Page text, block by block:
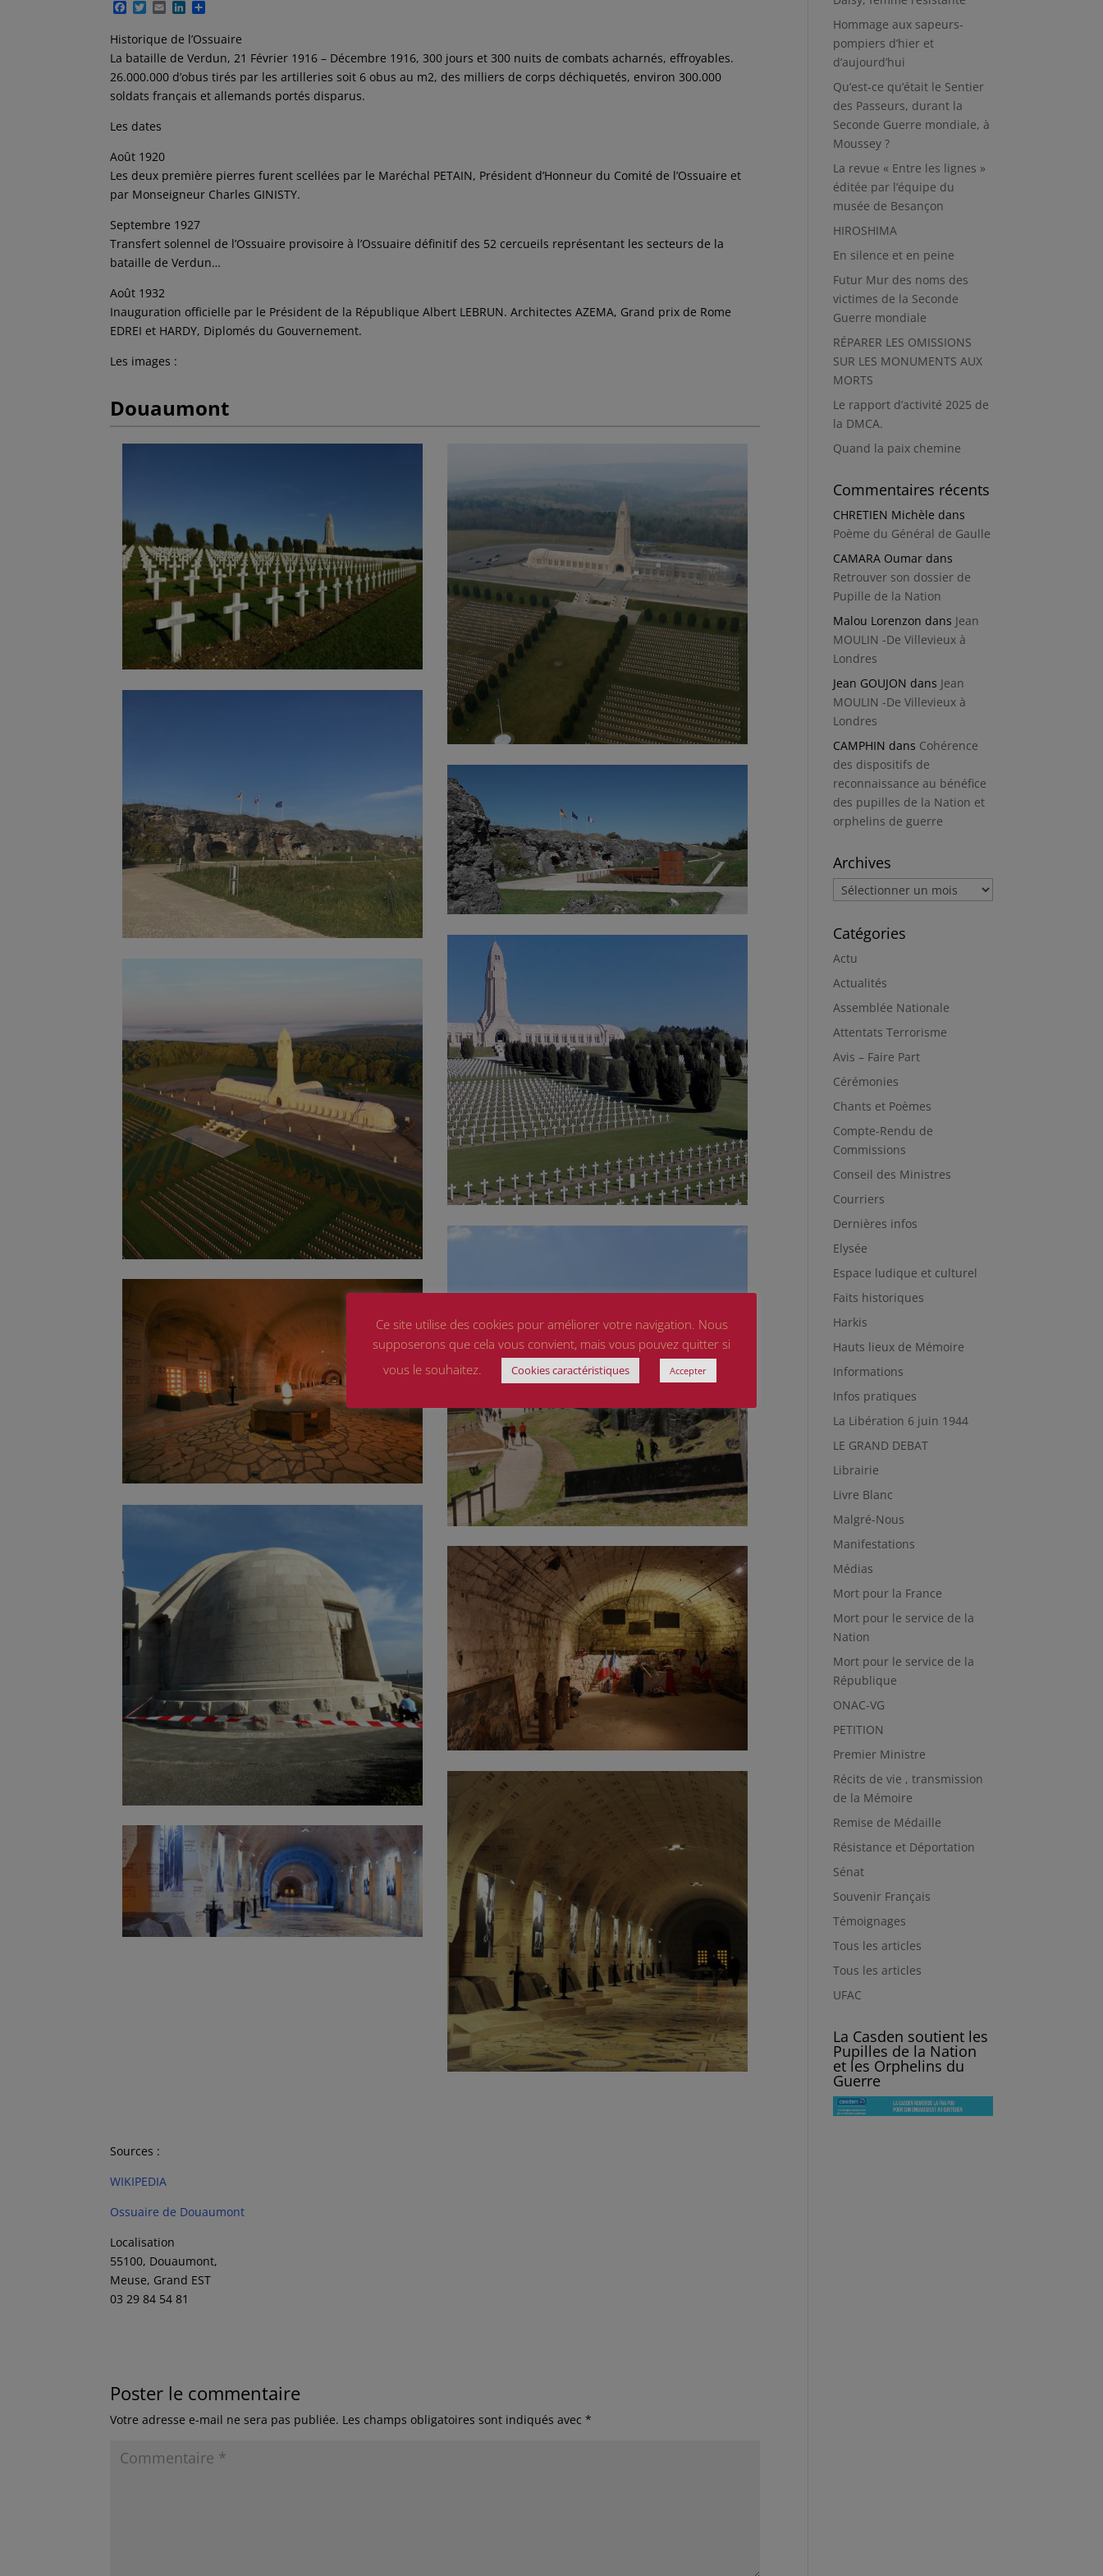
F
c
e
b
o
o
k
T
i
t
t
e
r
E
a
i
L
n
k
e
d
I
n
r
t
a
g
e
r
Historique de l’Ossuaire
La bataille de Verdun, 21 Février 1916 – Décembre 1916, 300 jours et 300 nuits de combats acharnés, effroyables.
26.000.000 d’obus tirés par les artilleries soit 6 obus au m2, des milliers de corps déchiquetés, environ 300.000
soldats français et allemands portés disparus.
Les dates
Août 1920
Les deux première pierres furent scellées par le Maréchal PETAIN, Président d’Honneur du Comité de l’Ossuaire et
par Monseigneur Charles GINISTY.
Septembre 1927
Transfert solennel de l’Ossuaire provisoire à l’Ossuaire définitif des 52 cercueils représentant les secteurs de la
bataille de Verdun…
Août 1932
Inauguration officielle par le Président de la République Albert LEBRUN. Architectes AZEMA, Grand prix de Rome
EDREI et HARDY, Diplomés du Gouvernement.
Les images :
Douaumont
Sources :
WIKIPEDIA
Ossuaire de Douaumont
Localisation
55100, Douaumont,
Meuse, Grand EST
03 29 84 54 81
Poster le commentaire
Votre adresse e-mail ne sera pas publiée. Les champs obligatoires sont indiqués avec*
Hommage aux sapeurs-
pompiers d’hier et
d’aujourd’hui
Qu’est-ce qu’était le Sentier
des Passeurs, durant la
Seconde Guerre mondiale, à
Moussey ?
La revue « Entre les lignes »
éditée par l’équipe du
musée de Besançon
HIROSHIMA
En silence et en peine
Futur Mur des noms des
victimes de la Seconde
Guerre mondiale
RÉPARER LES OMISSIONS
SUR LES MONUMENTS AUX
MORTS
Le rapport d’activité 2025 de
la DMCA.
Quand la paix chemine
Commentaires récents
CHRETIEN Michèle dans
Poème du Général de Gaulle
CAMARA Oumar dans
Retrouver son dossier de
Pupille de la Nation
Malou Lorenzon dans Jean
MOULIN -De Villevieux à
Londres
Jean GOUJON dans Jean
MOULIN -De Villevieux à
Londres
CAMPHIN dans Cohérence
des dispositifs de
reconnaissance au bénéfice
des pupilles de la Nation et
orphelins de guerre
Archives
Archives
Catégories
Actu
Actualités
Assemblée Nationale
Attentats Terrorisme
Avis – Faire Part
Cérémonies
Chants et Poèmes
Compte-Rendu de
Commissions
Conseil des Ministres
Courriers
Dernières infos
Elysée
Espace ludique et culturel
Faits historiques
Harkis
Hauts lieux de Mémoire
Informations
Infos pratiques
La Libération 6 juin 1944
LE GRAND DEBAT
Librairie
Livre Blanc
Malgré-Nous
Manifestations
Médias
Mort pour la France
Mort pour le service de la
Nation
Mort pour le service de la
République
ONAC-VG
PETITION
Premier Ministre
Récits de vie , transmission
de la Mémoire
Remise de Médaille
Résistance et Déportation
Sénat
Souvenir Français
Témoignages
Tous les articles
Tous les articles
UFAC
La Casden soutient les
Pupilles de la Nation
et les Orphelins du
Guerre
Ce site utilise des cookies pour améliorer votre navigation. Nous
supposerons que cela vous convient, mais vous pouvez quitter si
vous le souhaitez.
Cookies caractéristiques Accepter